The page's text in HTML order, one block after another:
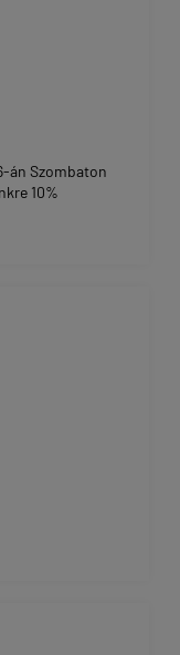
án Szombaton
10%